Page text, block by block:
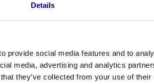
Details
provide social media features and to
media, advertising and analytics
they’ve collected from your use of